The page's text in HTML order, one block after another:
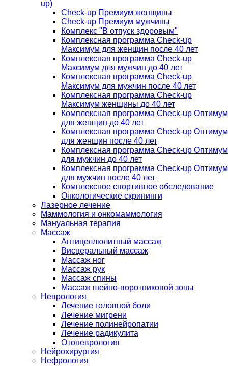
up)
Check-up Премиум женщины
Check-up Премиум мужчины
Комплекс "В отпуск здоровым"
Комплексная программа Check-up
Максимум для женщин после 40 лет
Комплексная программа Check-up
Максимум для мужчин до 40 лет
Комплексная программа Check-up
Максимум для мужчин после 40 лет
Комплексная программа Check-up
Максимум женщины до 40 лет
Комплексная программа Check-up Оптимум
для женщин до 40 лет
Комплексная программа Check-up Оптимум
для женщин после 40 лет
Комплексная программа Check-up Оптимум
для мужчин до 40 лет
Комплексная программа Check-up Оптимум
для мужчин после 40 лет
Комплексное спортивное обследование
Онкологические скрининги
Лазерное лечение
Маммология и онкомаммология
Мануальная терапия
Массаж
Антицеллюлитный массаж
Висцеральный массаж
Массаж ног
Массаж рук
Массаж спины
Массаж шейно-воротниковой зоны
Неврология
Лечение головной боли
Лечение мигрени
Лечение полинейропатии
Лечение радикулита
Отоневрология
Нейрохирургия
Нефрология